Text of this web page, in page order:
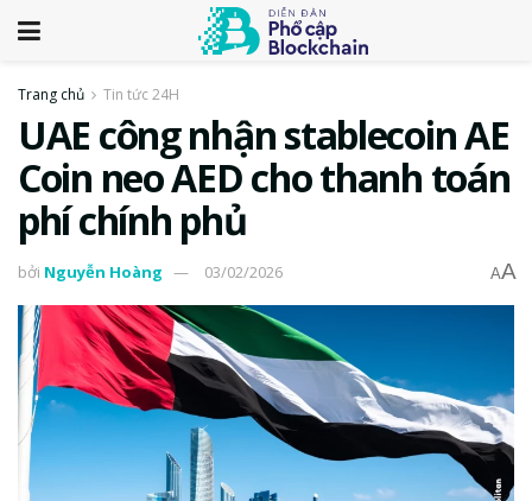
Trang chủ Tin tức 24H
UAE công nhận stablecoin AE
Coin neo AED cho thanh toán
phí chính phủ
bởi Nguyễn Hoàng 03/02/2026 AA